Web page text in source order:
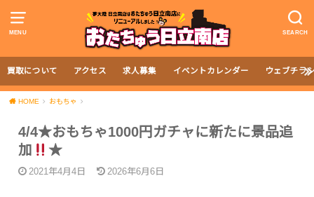
MENU SEARCH
買取について アクセス 求人募集 イベントカレンダー ウェブチラ
HOME おもちゃ
4/4★おもちゃ1000円ガチャに新たに景品追
加
★
2021年4月4日 2026年6月6日